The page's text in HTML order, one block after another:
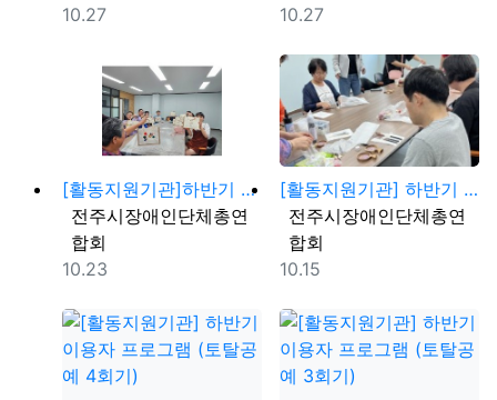
등록일
10.27
등록일
10.27
[활동지원기관]하반기 이용자 프로그램 (토탈공예 6회기…
등록자
전주시장애인단체총연
합회
등록일
10.23
[활동지원기관] 하반기 이용자 프로그램 (토탈공예 5회…
등록자
전주시장애인단체총연
합회
등록일
10.15